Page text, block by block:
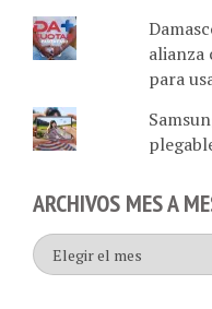
alianza
para
ARCHIVOS MES A
Archivos
mes